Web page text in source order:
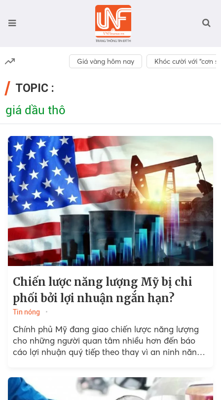
Giá vàng hôm nay Khóc cười với “cơn
TOPIC :
giá dầu thô
Chiến lược năng lượng Mỹ bị chi
phối bởi lợi nhuận ngắn hạn?
Tin nóng
Chính phủ Mỹ đang giao chiến lược năng lượng
cho những người quan tâm nhiều hơn đến báo
cáo lợi nhuận quý tiếp theo thay vì an ninh năng